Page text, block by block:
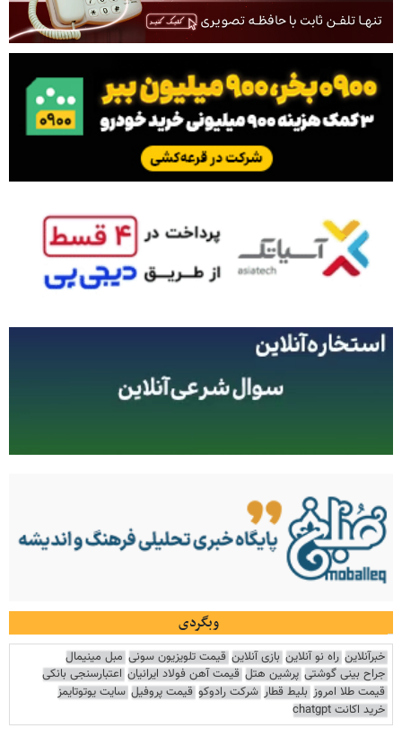
وبگردی
خبرآنلاین راه نو آنلاین بازی آنلاین قیمت تلویزیون سونی مبل مینیمال
جراح بینی گوشتی پرشین هتل قیمت آهن فولاد ایرانیان اعتبارسنجی بانکی
قیمت طلا امروز بلیط قطار شرکت رادوکو قیمت پروفیل سایت یوتوتایمز
خرید اکانت chatgpt